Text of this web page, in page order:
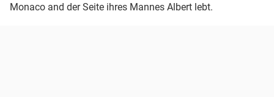
Monaco and der Seite ihres Mannes Albert lebt.